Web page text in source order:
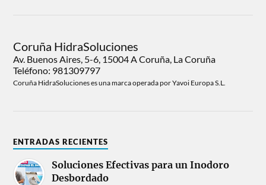
Coruña HidraSoluciones
Av. Buenos Aires, 5-6, 15004 A Coruña, La Coruña
Teléfono: 981309797
Coruña HidraSoluciones es una marca operada por Yavoi Europa S.L.
ENTRADAS RECIENTES
Soluciones Efectivas para un Inodoro
Desbordado